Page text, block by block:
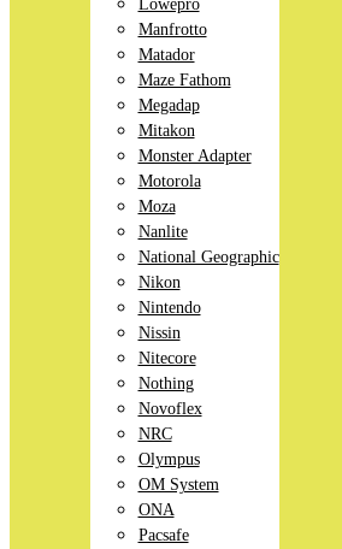
Lowepro
Manfrotto
Matador
Maze Fathom
Megadap
Mitakon
Monster Adapter
Motorola
Moza
Nanlite
National Geographic
Nikon
Nintendo
Nissin
Nitecore
Nothing
Novoflex
NRC
Olympus
OM System
ONA
Pacsafe